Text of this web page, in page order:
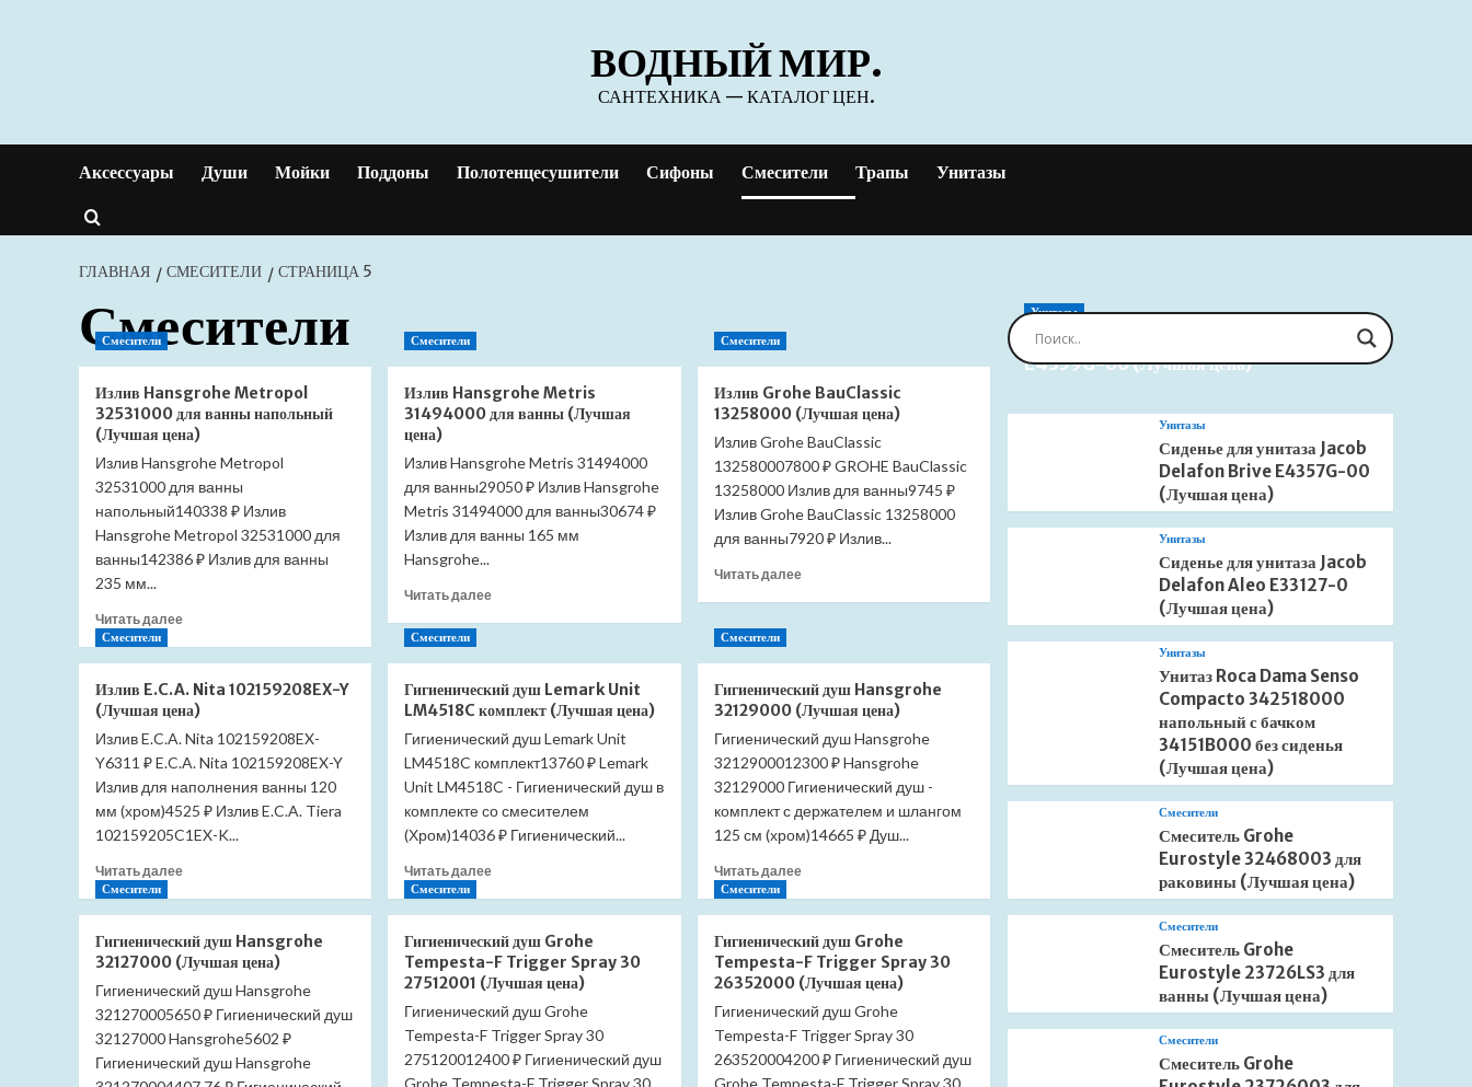
ВОДНЫЙ МИР.
САНТЕХНИКА — КАТАЛОГ ЦЕН.
Аксессуары Души Мойки Поддоны Полотенцесушители Сифоны Смесители Трапы Унитазы
ГЛАВНАЯ СМЕСИТЕЛИ СТРАНИЦА 5
Смесители
Смесители
Излив Hansgrohe Metropol
32531000 для ванны напольный
(Лучшая цена)
Излив Hansgrohe Metropol
32531000 для ванны
напольный140338 ₽ Излив
Hansgrohe Metropol 32531000 для
ванны142386 ₽ Излив для ванны
235 мм...
Читать далееПрочитать
Излив
Hansgrohe
Metropol
32531000
для
ванны
напольный
цена)
Смесители
Излив Hansgrohe Metris
31494000 для ванны (Лучшая
цена)
Излив Hansgrohe Metris 31494000
для ванны29050 ₽ Излив Hansgrohe
Metris 31494000 для ванны30674 ₽
Излив для ванны 165 мм
Hansgrohe...
Читать далееПрочитать
Metris
31494000
для
ванны
(Лучшая
Смесители
Излив Grohe BauClassic
13258000 (Лучшая цена)
Излив Grohe BauClassic
132580007800 ₽ GROHE BauClassic
13258000 Излив для ванны9745 ₽
Излив Grohe BauClassic 13258000
для ванны7920 ₽ Излив...
Читать далееПрочитать
13258000
(Лучшая
цена)
Смесители
Излив E.C.A. Nita 102159208EX-Y
(Лучшая цена)
Излив E.C.A. Nita 102159208EX-
Y6311 ₽ E.C.A. Nita 102159208EX-Y
Излив для наполнения ванны 120
мм (хром)4525 ₽ Излив E.C.A. Tiera
102159205C1EX-K...
Читать далееПрочитать
E.C.A.
Nita
102159208EX-
Y
(Лучшая
цена)
Смесители
Гигиенический душ Lemark Unit
LM4518C комплект (Лучшая цена)
Гигиенический душ Lemark Unit
LM4518C комплект13760 ₽ Lemark
Unit LM4518C - Гигиенический душ в
комплекте со смесителем
(Хром)14036 ₽ Гигиенический...
Читать далееПрочитать
Гигиенический
душ
Lemark
Unit
LM4518C
комплект
(Лучшая
цена)
Смесители
Гигиенический душ Hansgrohe
32129000 (Лучшая цена)
Гигиенический душ Hansgrohe
3212900012300 ₽ Hansgrohe
32129000 Гигиенический душ -
комплект с держателем и шлангом
125 см (хром)14665 ₽ Душ...
Читать далееПрочитать
Гигиенический
душ
Hansgrohe
32129000
(Лучшая
цена)
Смесители
Гигиенический душ Hansgrohe
32127000 (Лучшая цена)
Гигиенический душ Hansgrohe
321270005650 ₽ Гигиенический душ
32127000 Hansgrohe5602 ₽
Гигиенический душ Hansgrohe
Смесители
Гигиенический душ Grohe
Tempesta-F Trigger Spray 30
27512001 (Лучшая цена)
Гигиенический душ Grohe
Tempesta-F Trigger Spray 30
275120012400 ₽ Гигиенический душ
Grohe Tempesta-F Trigger Spray 30
Смесители
Гигиенический душ Grohe
Tempesta-F Trigger Spray 30
26352000 (Лучшая цена)
Гигиенический душ Grohe
Tempesta-F Trigger Spray 30
263520004200 ₽ Гигиенический душ
Grohe Tempesta-F Trigger Spray 30
Унитазы
Сиденье для унитаза Jacob Delafon Brive
E4359G-00 (Лучшая цена)
Унитазы
Сиденье для унитаза Jacob
Delafon Brive E4357G-00
(Лучшая цена)
Унитазы
Сиденье для унитаза Jacob
Delafon Aleo E33127-0
(Лучшая цена)
Унитазы
Унитаз Roca Dama Senso
Compacto 342518000
напольный с бачком
34151B000 без сиденья
(Лучшая цена)
Смесители
Смеситель Grohe
Eurostyle 32468003 для
раковины (Лучшая цена)
Смесители
Смеситель Grohe
Eurostyle 23726LS3 для
ванны (Лучшая цена)
Смесители
Смеситель Grohe